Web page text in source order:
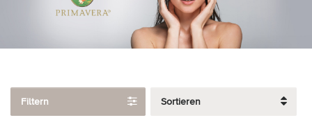
Filtern Sortieren